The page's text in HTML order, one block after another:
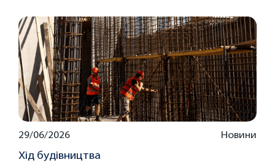
29/06/2026 Новини
Хід будівництва